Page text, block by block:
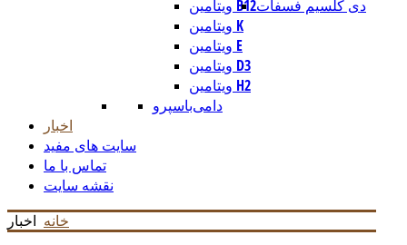
ویتامین B12
ویتامین K
ویتامین E
ویتامین D3
ویتامین H2
دی کلسیم فسفات
دامیباسپرو
اخبار
سایت های مفید
تماس با ما
نقشه سایت
خانه اخبار